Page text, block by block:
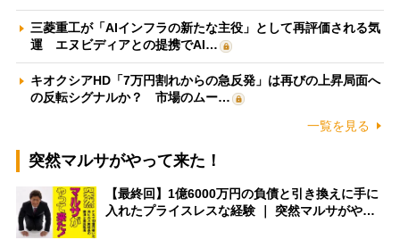
三菱重工が「AIインフラの新たな主役」として再評価される気
運 エヌビディアとの提携でAI…
キオクシアHD「7万円割れからの急反発」は再びの上昇局面へ
の反転シグナルか？ 市場のムー…
一覧を見る
突然マルサがやって来た！
【最終回】1億6000万円の負債と引き換えに手に
入れたプライスレスな経験 ｜ 突然マルサがや…